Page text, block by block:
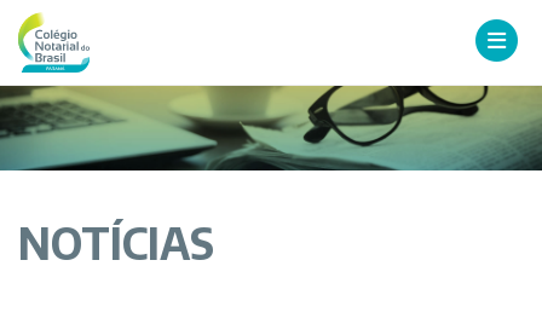
NOTÍCIAS